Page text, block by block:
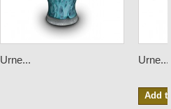
Urne... Urne...
Add